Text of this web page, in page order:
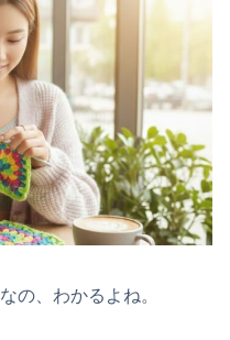
の、わかるよね。